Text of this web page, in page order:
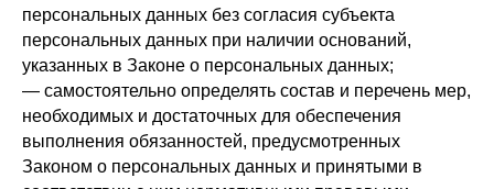
персональных данных без согласия субъекта
персональных данных при наличии оснований,
указанных в Законе о персональных данных;
— самостоятельно определять состав и перечень мер,
необходимых и достаточных для обеспечения
выполнения обязанностей, предусмотренных
Законом о персональных данных и принятыми в